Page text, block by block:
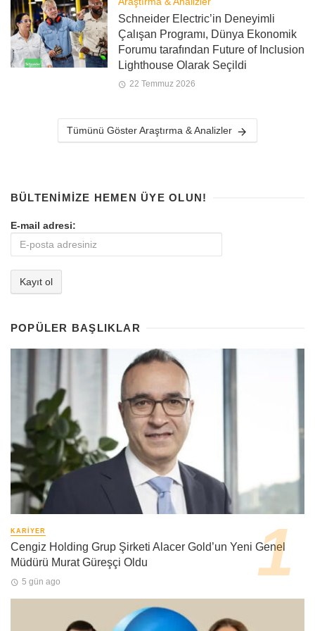
Schneider Electric’in Deneyimli
Çalışan Programı, Dünya Ekonomik
Forumu tarafından Future of Inclusion
Lighthouse Olarak Seçildi
22 Temmuz 2026
Tümünü Göster Araştırma & Analizler
BÜLTENIMIZE HEMEN ÜYE OLUN!
E-mail adresi:
POPÜLER BAŞLIKLAR
KARIYER
Cengiz Holding Grup Şirketi Alacer Gold’un Yeni Genel
Müdürü Murat Güreşçi Oldu
5 gün ago